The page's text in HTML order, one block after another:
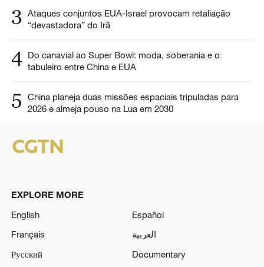
3 Ataques conjuntos EUA-Israel provocam retaliação
“devastadora” do Irã
4 Do canavial ao Super Bowl: moda, soberania e o
tabuleiro entre China e EUA
5
China planeja duas missões espaciais tripuladas para
2026 e almeja pouso na Lua em 2030
EXPLORE MORE
English
Español
Français
العربية
Русский
Documentary